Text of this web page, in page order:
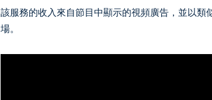
該服務的收入來自節目中顯示的視頻廣告，並以
場。